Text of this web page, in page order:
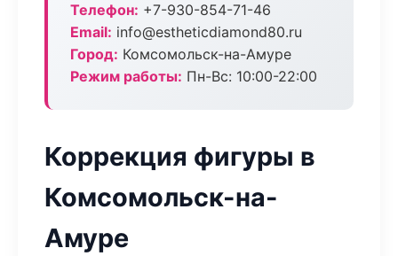
Телефон: +7-930-854-71-46
Email: info@estheticdiamond80.ru
Город: Комсомольск-на-Амуре
Режим работы: Пн-Вс: 10:00-22:00
Коррекция фигуры в
Комсомольск-на-
Амуре